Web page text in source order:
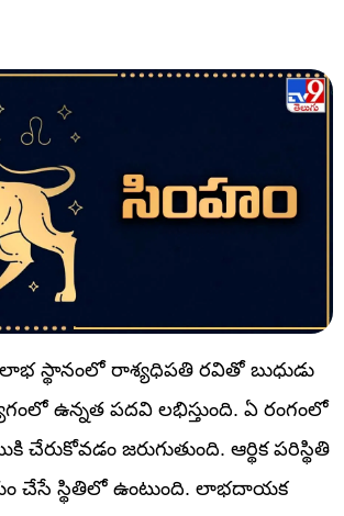
స్థానంలో రాశ్యధిపతి రవితో బుధుడు
ఉన్నత పదవి లభిస్తుంది. ఏ రంగంలో
చేరుకోవడం జరుగుతుంది. ఆర్థిక పరిస్థితి
చేసే స్థితిలో ఉంటుంది. లాభదాయక